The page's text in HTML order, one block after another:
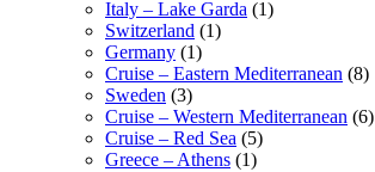
Italy – Lake Garda (1)
Switzerland (1)
Germany (1)
Cruise – Eastern Mediterranean (8)
Sweden (3)
Cruise – Western Mediterranean (6)
Cruise – Red Sea (5)
Greece – Athens (1)